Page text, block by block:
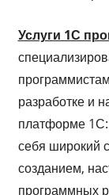
Услуги 1С
разработке и
платформе
себя широкий
созданием,
программных